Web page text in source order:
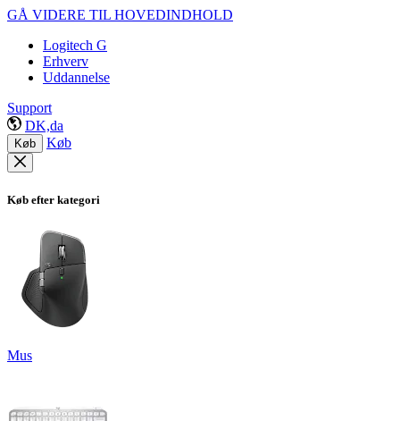
GÅ VIDERE TIL HOVEDINDHOLD
Logitech G
Erhverv
Uddannelse
Support
DK,da
Køb Køb
Køb efter kategori
Mus